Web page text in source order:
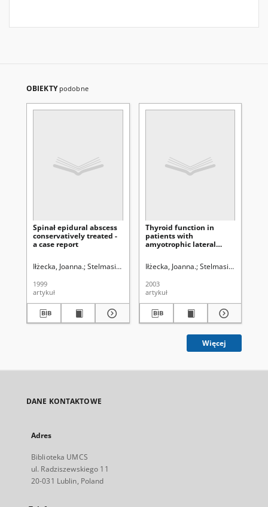
OBIEKTY podobne
Spinał epidural abscess
conservatively treated -
a case report
Iłżecka, Joanna. Stelmasiak, Zbigniew (1941- ). Stelmasiak, Zbigniew
1999
artykuł
Thyroid function in
patients with
amyotrophic lateral
Iłżecka, Joanna. Stelmasiak,
2003
artykuł
Więcej
DANE KONTAKTOWE
Adres
Biblioteka UMCS
ul. Radziszewskiego 11
20-031 Lublin, Poland